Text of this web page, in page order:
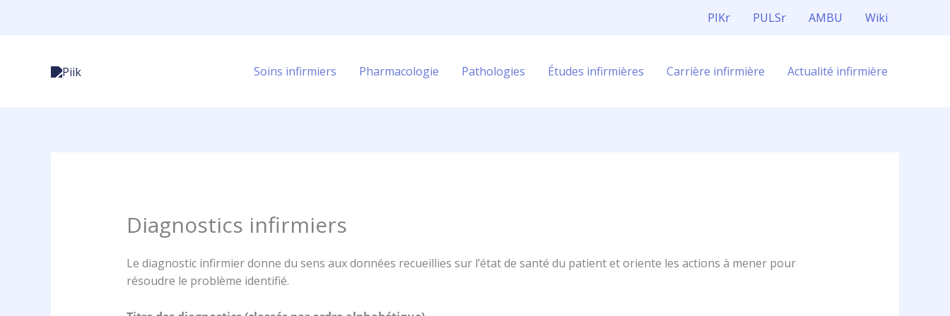
PIKr PULSr AMBU Wiki
Soins infirmiers Pharmacologie Pathologies Études infirmières Carrière infirmière Actualité infirmière
Diagnostics infirmiers
Le diagnostic infirmier donne du sens aux données recueillies sur l’état de santé du patient et oriente les actions à mener pour
résoudre le problème identifié.